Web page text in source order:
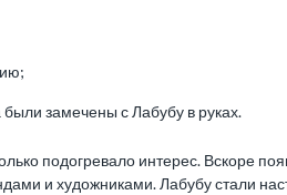
замечены с Лабубу в руках.
подогревало интерес. Вскоре
и художниками. Лабубу стали